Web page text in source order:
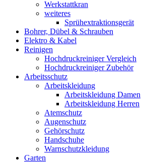
Werkstattkran
weiteres
Sprühextraktionsgerät
Bohrer, Dübel & Schrauben
Elektro & Kabel
Reinigen
Hochdruckreiniger Vergleich
Hochdruckreiniger Zubehör
Arbeitsschutz
Arbeitskleidung
Arbeitskleidung Damen
Arbeitskleidung Herren
Atemschutz
Augenschutz
Gehörschutz
Handschuhe
Warnschutzkleidung
Garten